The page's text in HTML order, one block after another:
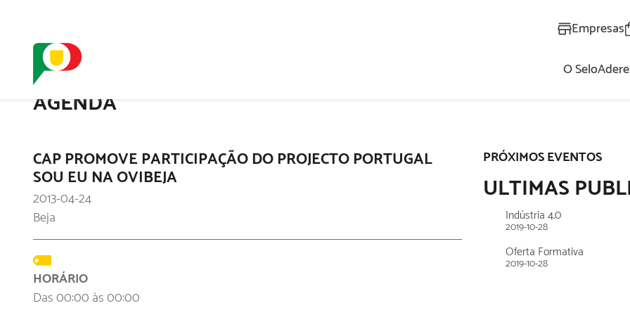
Empresas
O SeloAdere
AGENDA
CAP PROMOVE PARTICIPAÇÃO DO PROJECTO PORTUGAL
SOU EU NA OVIBEJA
2013-04-24
Beja
HORÁRIO
Das 00:00 às 00:00
PRÓXIMOS EVENTOS
ULTIMAS
Indústria 4.0
2019-10-28
Oferta Formativa
2019-10-28